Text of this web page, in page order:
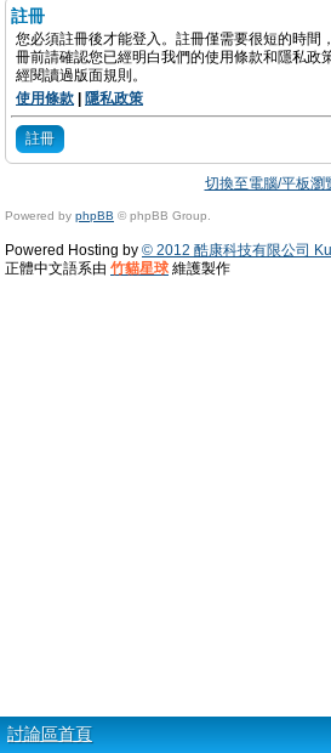
註冊
您必須註冊後才能登入。註冊僅需要很短的時間
冊前請確認您已經明白我們的使用條款和隱私政
經閱讀過版面規則。
使用條款
隱私政策
註冊
切換至電腦/平板瀏
Powered by phpBB © phpBB Group.
Powered Hosting by © 2012 酷康科技有限公司
正體中文語系由 竹貓星球 維護製作
討論區首頁